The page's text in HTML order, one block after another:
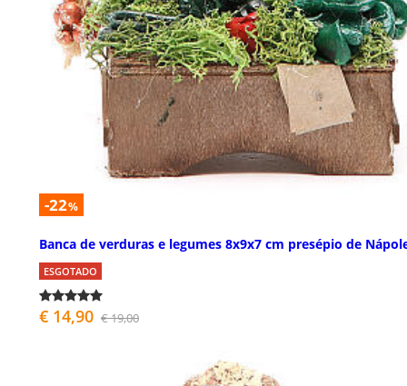
-22%
Banca de verduras e legumes 8x9x7 cm presépio de
ESGOTADO
€ 14,90 € 19,00